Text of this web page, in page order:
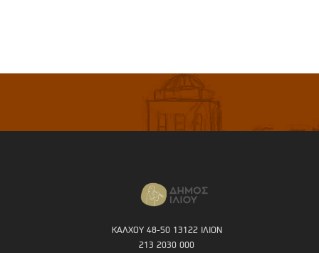
ΚΑΛΧΟΥ 48-50 13122 ΙΛΙΟΝ
213 2030 000